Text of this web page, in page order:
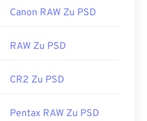
Canon RAW Zu PSD
RAW Zu PSD
CR2 Zu PSD
Pentax RAW Zu PSD